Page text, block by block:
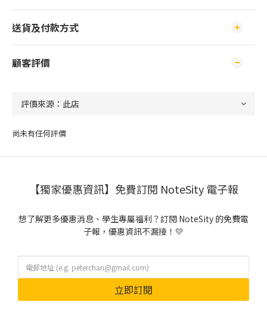
送貨及付款方式
顧客評價
尚未有任何評價
【獨家優惠資訊】免費訂閱 NoteSity 電子報
想了解更多優惠消息、學生專屬福利？訂閱 NoteSity 的免費電
子報，優惠資訊不漏接！💛
立即訂閱